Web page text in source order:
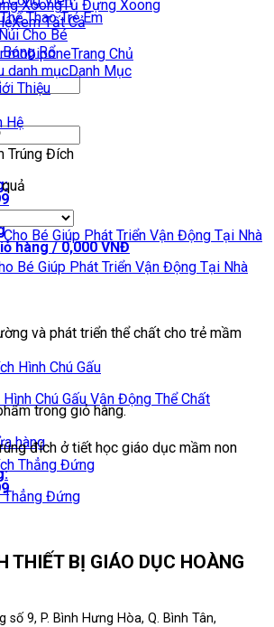
Thao Trẻ Em
Cho Bé
Rổ
hàng /0,000VNĐ
trong giỏ hàng.
hàng
Tủ Đựng Xoong
Xem Tất Cả
Trang Chủ
Danh Mục
Thiệu
Hệ
Trúng Đích
Bé Giúp Phát Triển Vận Động Tại Nhà
và phát triển thể chất cho trẻ mầm
Chú Gấu Vận Động Thể Chất
đích ở tiết học giáo dục mầm non
Thẳng Đứng
THIẾT BỊ GIÁO DỤC HOÀNG
số 9, P. Bình Hưng Hòa, Q. Bình Tân,